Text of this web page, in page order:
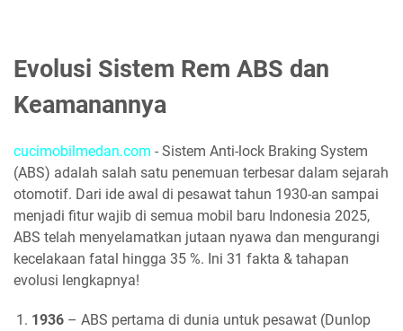
Evolusi Sistem Rem ABS dan
Keamanannya
cucimobilmedan.com - Sistem Anti-lock Braking System
(ABS) adalah salah satu penemuan terbesar dalam sejarah
otomotif. Dari ide awal di pesawat tahun 1930-an sampai
menjadi fitur wajib di semua mobil baru Indonesia 2025,
ABS telah menyelamatkan jutaan nyawa dan mengurangi
kecelakaan fatal hingga 35 %. Ini 31 fakta & tahapan
evolusi lengkapnya!
1936 – ABS pertama di dunia untuk pesawat (Dunlop